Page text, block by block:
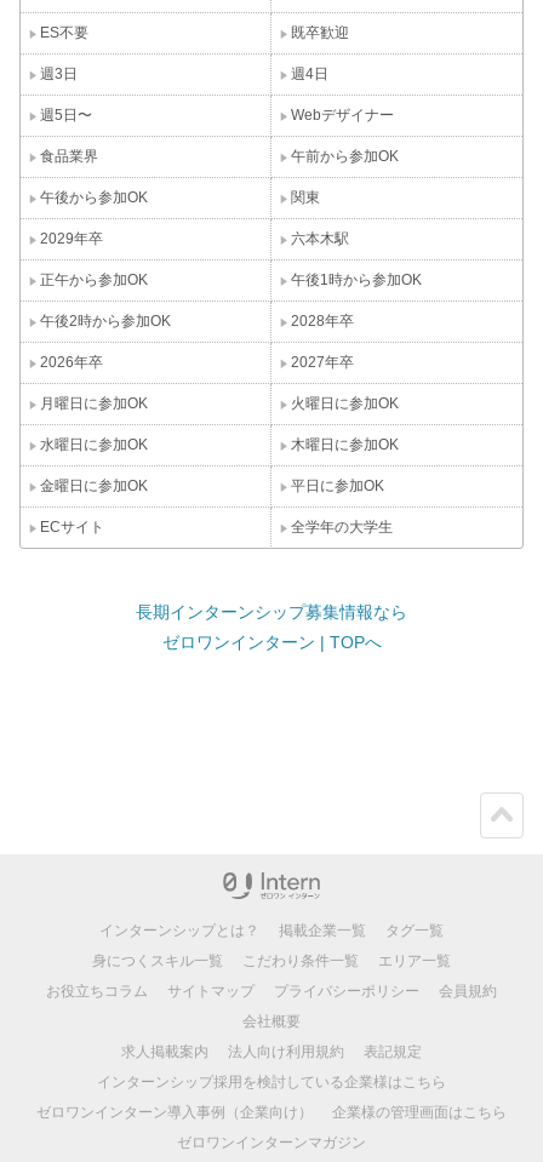
ES不要 既卒歓迎
週3日 週4日
週5日〜 Webデザイナー
食品業界 午前から参加OK
午後から参加OK 関東
2029年卒 六本木駅
正午から参加OK 午後1時から参加OK
午後2時から参加OK 2028年卒
2026年卒 2027年卒
月曜日に参加OK 火曜日に参加OK
水曜日に参加OK 木曜日に参加OK
金曜日に参加OK 平日に参加OK
ECサイト 全学年の大学生
長期インターンシップ募集情報なら
ゼロワンインターン | TOPへ
インターンシップとは？ 掲載企業一覧
タグ一覧
身につくスキル一覧
こだわり条件一覧
エリア一覧
お役立ちコラム
サイトマップ プライバシーポリシー
会員規約
会社概要
求人掲載案内
法人向け利用規約
表記規定
インターンシップ採用を検討している企業様はこちら
ゼロワンインターン導入事例（企業向け）
企業様の管理画面はこちら
ゼロワンインターンマガジン